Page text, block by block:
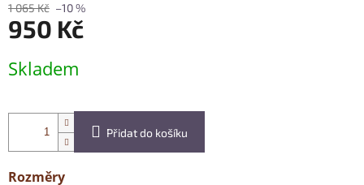
1 065 Kč –10 %
950 Kč
cena:
Skladem
Přidat do košíku
Rozměry